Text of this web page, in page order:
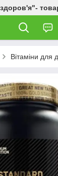
Вітаміни для